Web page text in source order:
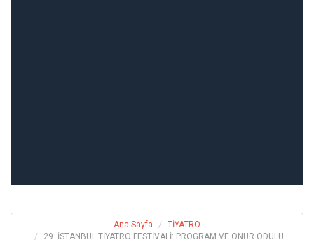
Ana Sayfa
TİYATRO
29. İSTANBUL TİYATRO FESTİVALİ: PROGRAM VE ONUR ÖDÜLÜ